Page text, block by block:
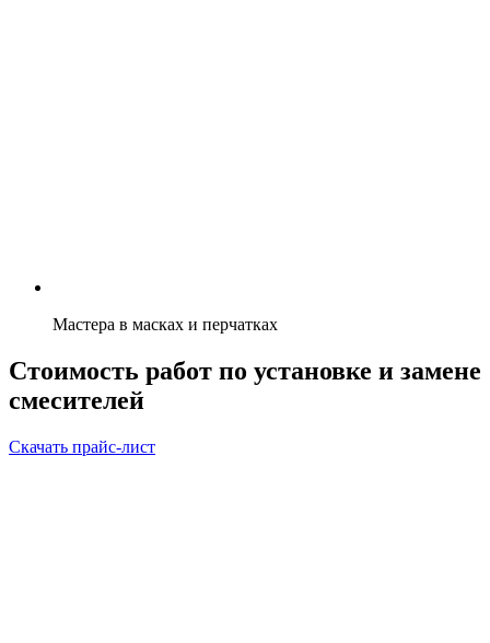
Мастера в масках и перчатках
Стоимость работ по установке и замене
смесителей
Скачать прайс-лист